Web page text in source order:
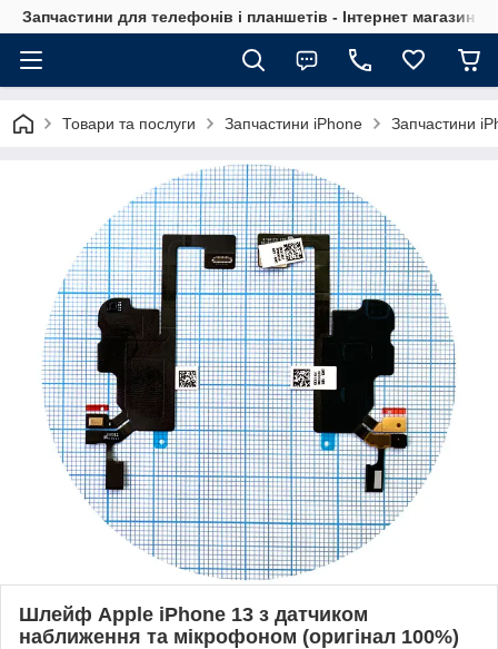
Запчастини для телефонів і планшетів - Інтернет магазин
Товари та послуги Запчастини iPhone Запчастини
Шлейф Apple iPhone 13 з датчиком
наближення та мікрофоном (оригінал 100%)